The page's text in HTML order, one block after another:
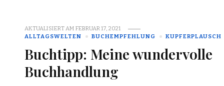
AKTUALISIERT AMFEBRUAR 17, 2021
ALLTAGSWELTEN
BUCHEMPFEHLUNG KUPFERPLAUSCH
Buchtipp: Meine wundervolle
Buchhandlung